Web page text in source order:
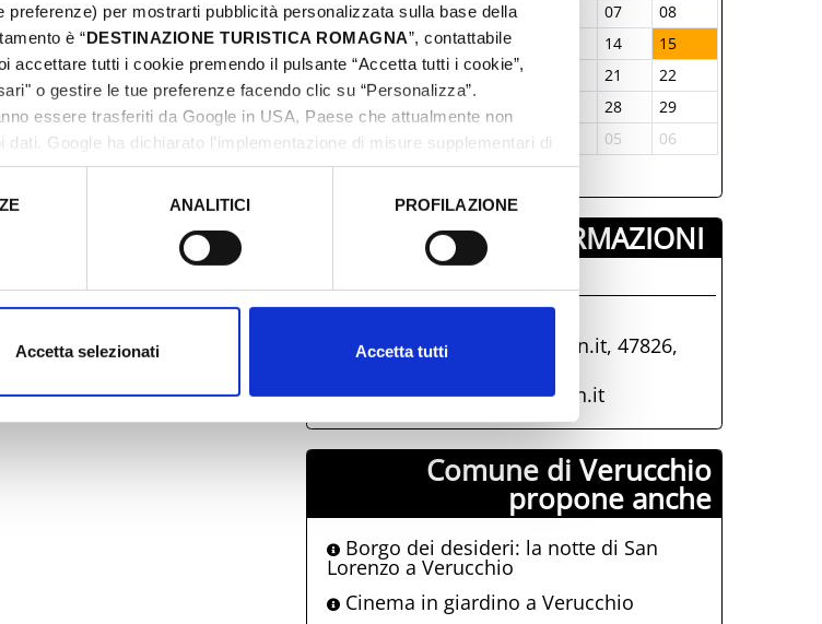
per mostrarti pubblicità personalizzata sulla base della
è “DESTINAZIONE TURISTICA ROMAGNA”, contattabile
accettare tutti i cookie premendo il pulsante “Accetta tutti i cookie”,
o gestire le tue preferenze facendo clic su “Personalizza”.
essere trasferiti da Google in USA, Paese che attualmente non
Google ha dichiarato l’implementazione di misure supplementari di
essere sufficienti.
ANALITICI PROFILAZIONE
Accetta selezionati Accetta tutti
02
03 04 05 07
08
09
10 11 12 14
15
16
17 18 19 21
22
25 28
29
30
01 02 03 04 05 06
INFORMAZIONI ­
0541-673928
iat@comune.verucchio.rn.it, 47826,
Verucchio, (RN)
iat@comune.verucchio.rn.it
Comune di Verucchio
propone anche
Borgo dei desideri: la notte di San
Lorenzo a Verucchio
Cinema in giardino a Verucchio